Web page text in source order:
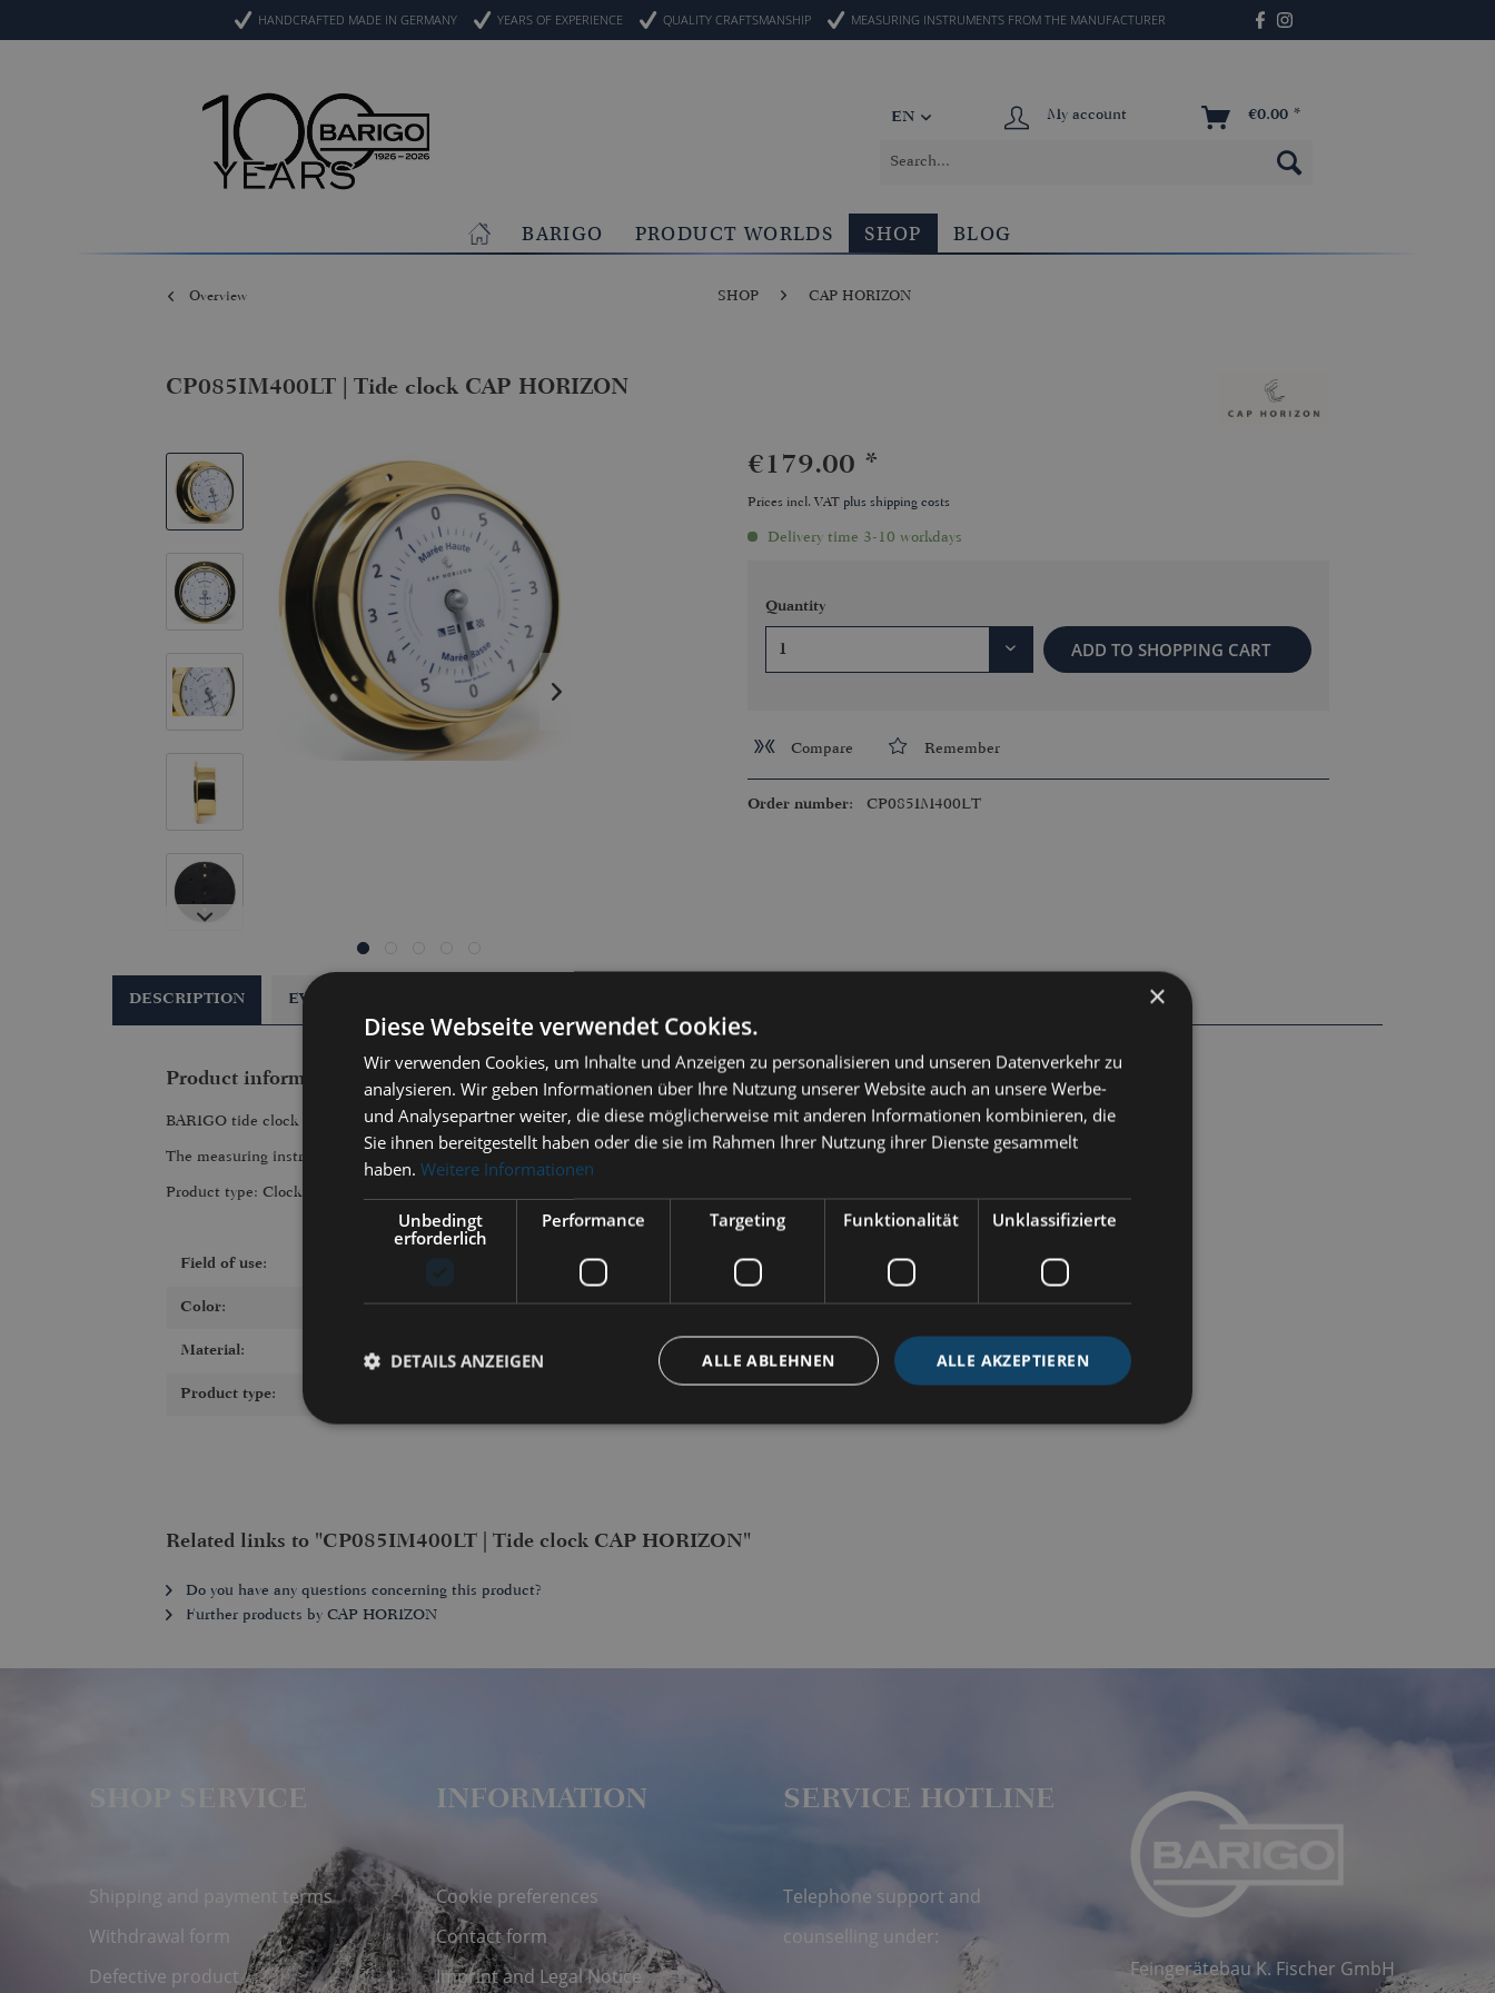
HANDCRAFTED MADE IN GERMANY YEARS OF EXPERIENCE QUALITY CRAFTSMANSHIP MEASURING INSTRUMENTS FROM THE MANUFACTURER
EN My account €0.00 *
BARIGO PRODUCT WORLDS SHOP BLOG
Overview SHOP CAP HORIZON
CP085IM400LT | Tide clock CAP HORIZON
€179.00 *
Prices incl. VAT plus shipping costs
Delivery time 3-10 workdays
Quantity
ADD TO SHOPPING CART
Compare Remember
Order number: CP085IM400LT
DESCRIPTION EVALUATIONS
Product information "CP085IM400LT | Tide clock CAP HORIZON"
BARIGO tide clock CP085IM400LT CAP HORIZON, diameter 110 mm.
The measuring instrument can be used indoors. Material: Polished brass.
Product type: Clock.
Field of use: indoors
Color: 45 - brass, MS - Polished brass
Material:
Product type:
Related links to "CP085IM400LT | Tide clock CAP HORIZON"
Do you have any questions concerning this product?
Further products by CAP HORIZON
Feingerätebau K. Fischer GmbH
SHOP SERVICE
Shipping and payment terms
Withdrawal form
Defective product
INFORMATION
Cookie preferences
Contact form
Imprint and Legal Notice
SERVICE HOTLINE
Telephone support and
counselling under:
×
Diese Webseite verwendet Cookies.
Wir verwenden Cookies, um Inhalte und Anzeigen zu personalisieren und unseren Datenverkehr zu
analysieren. Wir geben Informationen über Ihre Nutzung unserer Website auch an unsere Werbe-
und Analysepartner weiter, die diese möglicherweise mit anderen Informationen kombinieren, die
Sie ihnen bereitgestellt haben oder die sie im Rahmen Ihrer Nutzung ihrer Dienste gesammelt
haben. Weitere Informationen
Unbedingt
erforderlich
Performance Targeting Funktionalität Unklassifizierte
ALLE AKZEPTIEREN
ALLE ABLEHNEN
DETAILS ANZEIGEN